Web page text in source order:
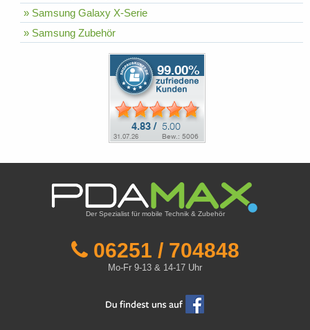
» Samsung Galaxy X-Serie
» Samsung Zubehör
Der Spezialist für mobile Technik & Zubehör
06251 / 704848
Mo-Fr 9-13 & 14-17 Uhr